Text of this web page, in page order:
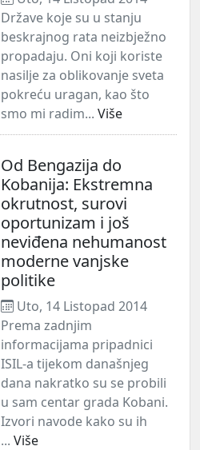
Države koje su u stanju
beskrajnog rata neizbježno
propadaju. Oni koji koriste
nasilje za oblikovanje sveta
pokreću uragan, kao što
smo mi radim... Više
Od Bengazija do
Kobanija: Ekstremna
okrutnost, surovi
oportunizam i još
neviđena nehumanost
moderne vanjske
politike
Uto, 14 Listopad 2014
Prema zadnjim
informacijama pripadnici
ISIL-a tijekom današnjeg
dana nakratko su se probili
u sam centar grada Kobani.
Izvori navode kako su ih
... Više